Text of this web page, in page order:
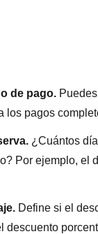
de pago.
los pagos
¿Cuántos
Por ejemplo, el
Define si el
descuento